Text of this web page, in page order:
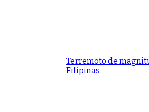
Terremoto de
Filipinas